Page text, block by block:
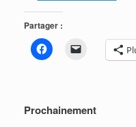
Partager :
Prochainement